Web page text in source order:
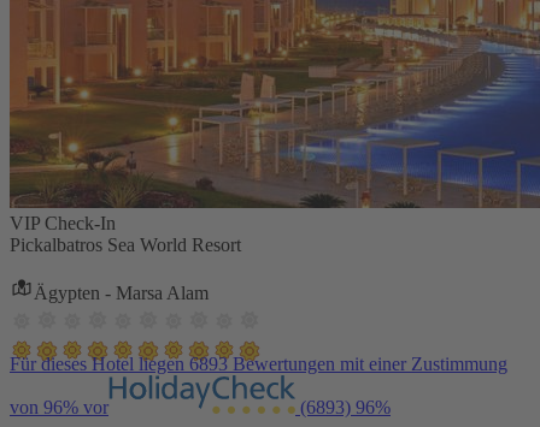
VIP Check-In
Pickalbatros Sea World Resort
Ägypten - Marsa Alam
Für dieses Hotel liegen 6893 Bewertungen mit einer Zustimmung
von 96% vor (6893) 96%